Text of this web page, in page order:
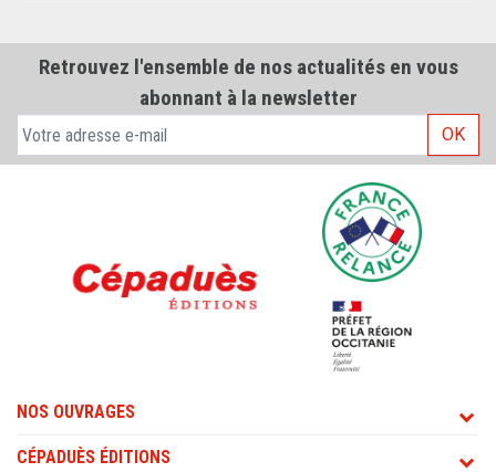
Retrouvez l'ensemble de nos actualités en vous
abonnant à la newsletter
OK
NOS OUVRAGES
CÉPADUÈS ÉDITIONS